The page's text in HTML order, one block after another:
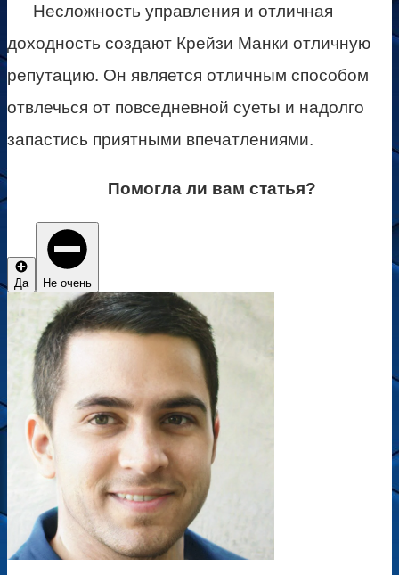
Несложность управления и отличная
доходность создают Крейзи Манки отличную
репутацию. Он является отличным способом
отвлечься от повседневной суеты и надолго
запастись приятными впечатлениями.
Помогла ли вам статья?
Да Не очень